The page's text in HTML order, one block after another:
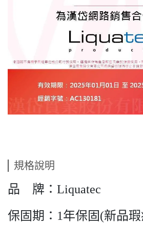
規格說明
品 牌：Liquatec
保固期：1年保固(新品